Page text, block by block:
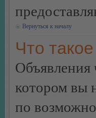
Вернуться к началу
Что
котором вы
по